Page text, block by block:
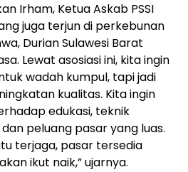
Irham, Ketua Askab PSSI
juga terjun di perkebunan
Durian Sulawesi Barat
Lewat asosiasi ini, kita ingin
wadah kumpul, tapi jadi
kualitas. Kita ingin
edukasi, teknik
peluang pasar yang luas.
terjaga, pasar tersedia
ikut naik,” ujarnya.